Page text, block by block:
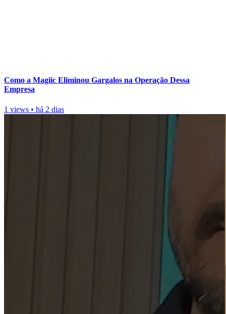
Como a Magiic Eliminou Gargalos na Operação Dessa
Empresa
1 views • há 2 dias